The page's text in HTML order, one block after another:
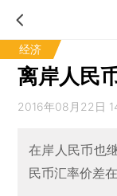
经济
离岸人民
2016年08月22日
在岸人民币也
民币汇率价差